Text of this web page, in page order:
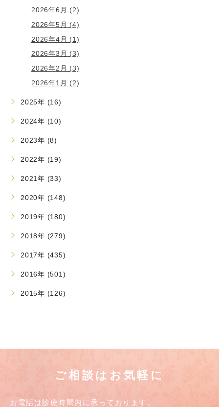
2026年6月 (2)
2026年5月 (4)
2026年4月 (1)
2026年3月 (3)
2026年2月 (3)
2026年1月 (2)
2025年 (16)
2024年 (10)
2023年 (8)
2022年 (19)
2021年 (33)
2020年 (148)
2019年 (180)
2018年 (279)
2017年 (435)
2016年 (501)
2015年 (126)
ご相談はお気軽に
お電話は診療時間内に承っております。